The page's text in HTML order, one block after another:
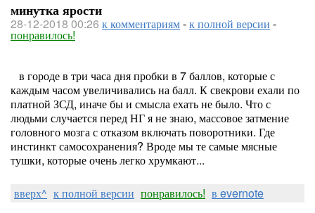
минутка ярости
28-12-2018 00:26 к комментариям-к полной версии -
понравилось!
в городе в три часа дня пробки в 7 баллов, которые с
каждым часом увеличивались на балл. К свекрови ехали по
платной ЗСД, иначе бы и смысла ехать не было. Что с
людьми случается перед НГ я не знаю, массовое затмение
головного мозга с отказом включать поворотники. Где
инстинкт самосохранения? Вроде мы те самые мясные
тушки, которые очень легко хрумкают...
вверх^ к полной версии понравилось! в evernote